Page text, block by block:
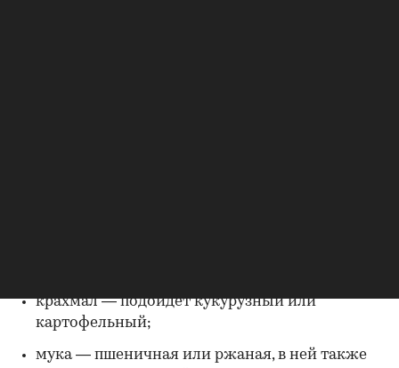
крахмал — подойдет кукурузный или
картофельный;
мука — пшеничная или ржаная, в ней также